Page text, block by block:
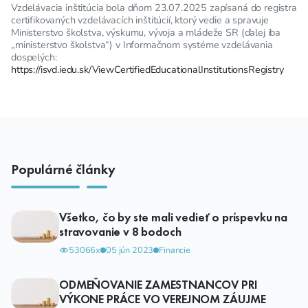
Vzdelávacia inštitúcia bola dňom 23.07.2025 zapísaná do registra
certifikovaných vzdelávacích inštitúcií, ktorý vedie a spravuje
Ministerstvo školstva, výskumu, vývoja a mládeže SR (ďalej iba
„ministerstvo školstva“) v Informačnom systéme vzdelávania
dospelých:
https://isvd.iedu.sk/ViewCertifiedEducationalInstitutionsRegistry
Populárné články
Všetko, čo by ste mali vedieť o príspevku na
stravovanie v 8 bodoch
53066x 05 jún 2023 Financie
ODMEŇOVANIE ZAMESTNANCOV PRI
VÝKONE PRÁCE VO VEREJNOM ZÁUJME